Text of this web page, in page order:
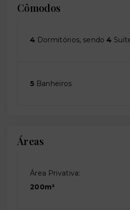
Cômodos
4 Dormitórios, sendo4
5 Banheiros
Áreas
Área Privativa:
200m²